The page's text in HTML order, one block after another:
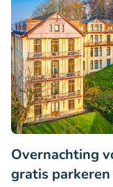
Overnachting
gratis